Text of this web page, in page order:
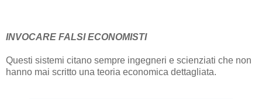
INVOCARE FALSI ECONOMISTI
Questi sistemi citano sempre ingegneri e scienziati che non
hanno mai scritto una teoria economica dettagliata.